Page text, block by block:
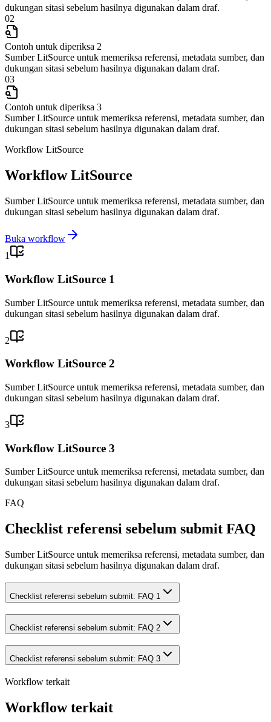
dukungan sitasi sebelum hasilnya digunakan dalam draf.
02
Contoh untuk diperiksa 2
Sumber LitSource untuk memeriksa referensi, metadata sumber, dan
dukungan sitasi sebelum hasilnya digunakan dalam draf.
03
Contoh untuk diperiksa 3
Sumber LitSource untuk memeriksa referensi, metadata sumber, dan
dukungan sitasi sebelum hasilnya digunakan dalam draf.
Workflow LitSource
Workflow LitSource
Sumber LitSource untuk memeriksa referensi, metadata sumber, dan
dukungan sitasi sebelum hasilnya digunakan dalam draf.
Buka workflow
1
Workflow LitSource 1
Sumber LitSource untuk memeriksa referensi, metadata sumber, dan
dukungan sitasi sebelum hasilnya digunakan dalam draf.
2
Workflow LitSource 2
Sumber LitSource untuk memeriksa referensi, metadata sumber, dan
dukungan sitasi sebelum hasilnya digunakan dalam draf.
3
Workflow LitSource 3
Sumber LitSource untuk memeriksa referensi, metadata sumber, dan
dukungan sitasi sebelum hasilnya digunakan dalam draf.
FAQ
Checklist referensi sebelum submit FAQ
Sumber LitSource untuk memeriksa referensi, metadata sumber, dan
dukungan sitasi sebelum hasilnya digunakan dalam draf.
Checklist referensi sebelum submit: FAQ 1
Checklist referensi sebelum submit: FAQ 2
Checklist referensi sebelum submit: FAQ 3
Workflow terkait
Workflow terkait